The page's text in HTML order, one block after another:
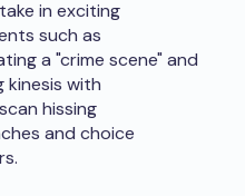
in exciting
such as
a "crime scene" and
kinesis with
hissing
and choice